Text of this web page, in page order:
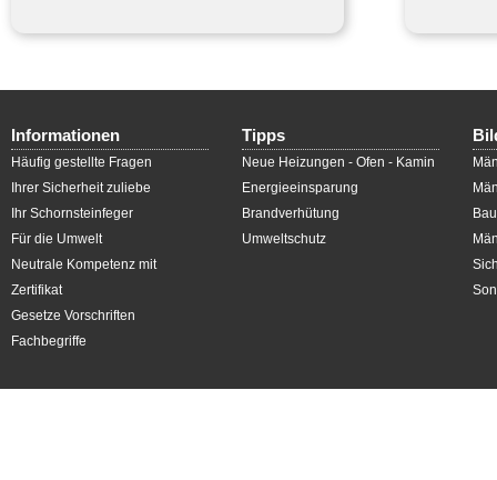
Informationen
Häufig gestellte Fragen
Ihrer Sicherheit zuliebe
Ihr Schornsteinfeger
Für die Umwelt
Neutrale Kompetenz mit
Zertifikat
Gesetze Vorschriften
Fachbegriffe
Tipps
Neue Heizungen - Ofen - Kamin
Energieeinsparung
Brandverhütung
Umweltschutz